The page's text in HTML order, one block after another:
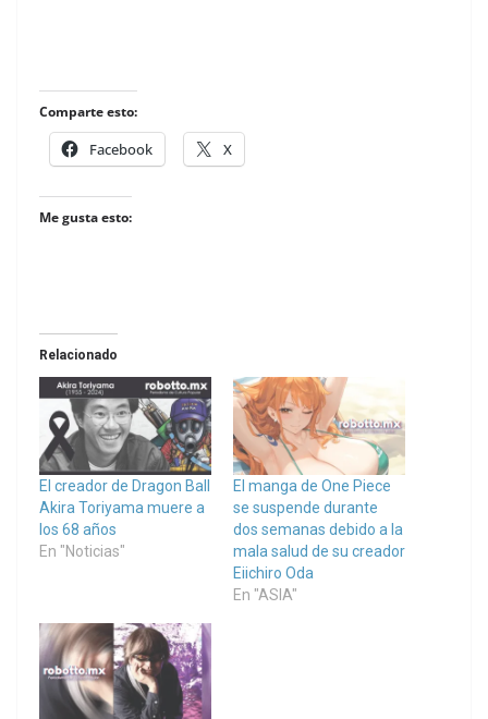
Comparte esto:
Facebook X
Me gusta esto:
Relacionado
El creador de Dragon Ball
Akira Toriyama muere a
los 68 años
En "Noticias"
El manga de One Piece
se suspende durante
dos semanas debido a la
mala salud de su creador
Eiichiro Oda
En "ASIA"